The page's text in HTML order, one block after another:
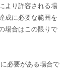
より許容される場
成に必要な範囲を
場合はこの限りで
必要がある場合で